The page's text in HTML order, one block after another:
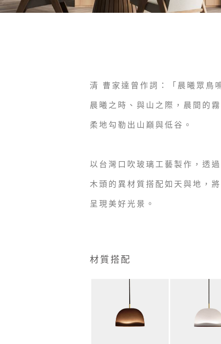
清 曹家達曾作詞：「晨曦眾鳥
晨曦之時、與山之際，晨間的
柔地勾勒出山巔與低谷。
以台灣口吹玻璃工藝製作，透
木頭的異材質搭配如天與地，
呈現美好光景。
材質搭配